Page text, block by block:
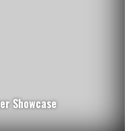
Showcase